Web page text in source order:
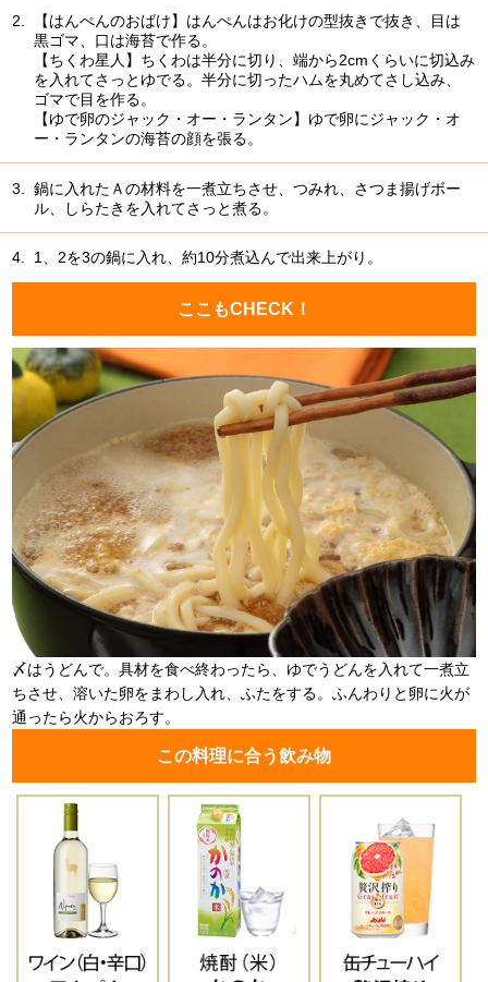
2.
【はんぺんのおばけ】はんぺんはお化けの型抜きで抜き、目は
黒ゴマ、口は海苔で作る。
【ちくわ星人】ちくわは半分に切り、端から2cmくらいに切込み
を入れてさっとゆでる。半分に切ったハムを丸めてさし込み、
ゴマで目を作る。
【ゆで卵のジャック・オー・ランタン】ゆで卵にジャック・オ
ー・ランタンの海苔の顔を張る。
3.
鍋に入れたＡの材料を一煮立ちさせ、つみれ、さつま揚げボー
ル、しらたきを入れてさっと煮る。
4. 1、2を3の鍋に入れ、約10分煮込んで出来上がり。
ここもCHECK！
〆はうどんで。具材を食べ終わったら、ゆでうどんを入れて一煮立
ちさせ、溶いた卵をまわし入れ、ふたをする。ふんわりと卵に火が
通ったら火からおろす。
この料理に合う飲み物